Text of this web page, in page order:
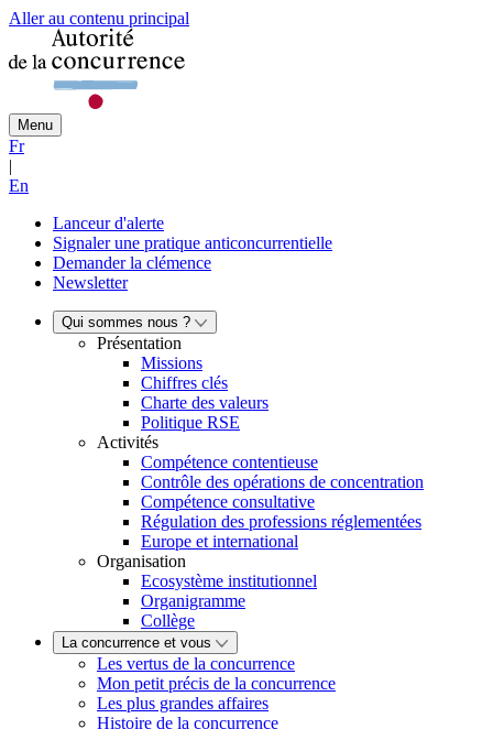
Aller au contenu principal
Menu
Fr
|
En
Lanceur d'alerte
Signaler une pratique anticoncurrentielle
Demander la clémence
Newsletter
Qui sommes nous ?
Présentation
Missions
Chiffres clés
Charte des valeurs
Politique RSE
Activités
Compétence contentieuse
Contrôle des opérations de concentration
Compétence consultative
Régulation des professions réglementées
Europe et international
Organisation
Ecosystème institutionnel
Organigramme
Collège
La concurrence et vous
Les vertus de la concurrence
Mon petit précis de la concurrence
Les plus grandes affaires
Histoire de la concurrence